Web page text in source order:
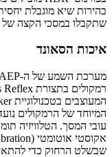
שתקבלו במסכי הקצה של
איכות הסאונד
המיוחד של הרמקולים
שבשלט הרחוק כדי